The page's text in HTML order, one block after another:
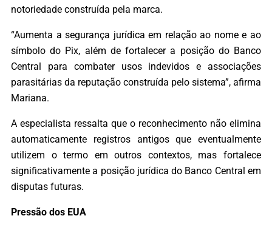
notoriedade construída pela marca.
“Aumenta a segurança jurídica em relação ao nome e ao
símbolo do Pix, além de fortalecer a posição do Banco
Central para combater usos indevidos e associações
parasitárias da reputação construída pelo sistema”, afirma
Mariana.
A especialista ressalta que o reconhecimento não elimina
automaticamente registros antigos que eventualmente
utilizem o termo em outros contextos, mas fortalece
significativamente a posição jurídica do Banco Central em
disputas futuras.
Pressão dos EUA